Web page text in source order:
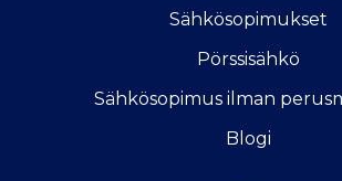
Sähkösopimukset
Pörssisähkö
Sähkösopimus ilman
Blogi